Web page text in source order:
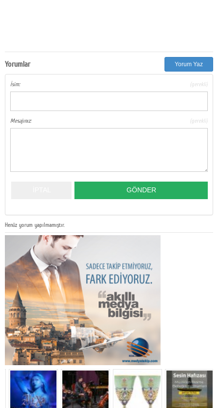
Yorumlar Yorum Yaz
İsim: (gerekli)
Mesajınız: (gerekli)
Henüz yorum yapılmamıştır.